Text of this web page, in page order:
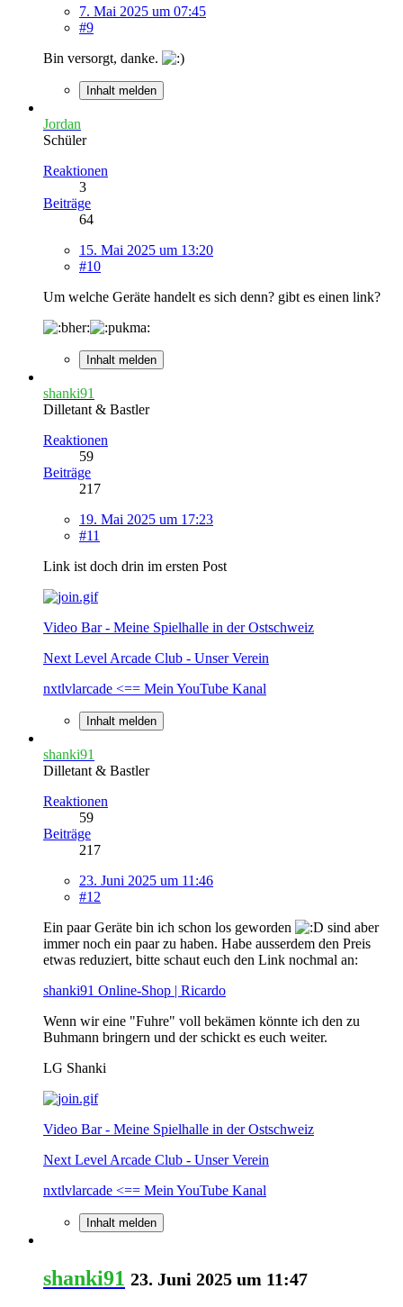
7. Mai 2025 um 07:45
#9
Bin versorgt, danke.
Inhalt melden
Jordan
Schüler
Reaktionen
3
Beiträge
64
15. Mai 2025 um 13:20
#10
Um welche Geräte handelt es sich denn? gibt es einen link?
Inhalt melden
shanki91
Dilletant & Bastler
Reaktionen
59
Beiträge
217
19. Mai 2025 um 17:23
#11
Link ist doch drin im ersten Post
Video Bar - Meine Spielhalle in der Ostschweiz
Next Level Arcade Club - Unser Verein
nxtlvlarcade <== Mein YouTube Kanal
Inhalt melden
shanki91
Dilletant & Bastler
Reaktionen
59
Beiträge
217
23. Juni 2025 um 11:46
#12
Ein paar Geräte bin ich schon los geworden
sind aber
immer noch ein paar zu haben. Habe ausserdem den Preis
etwas reduziert, bitte schaut euch den Link nochmal an:
shanki91 Online-Shop | Ricardo
Wenn wir eine "Fuhre" voll bekämen könnte ich den zu
Buhmann bringern und der schickt es euch weiter.
LG Shanki
Video Bar - Meine Spielhalle in der Ostschweiz
Next Level Arcade Club - Unser Verein
nxtlvlarcade <== Mein YouTube Kanal
Inhalt melden
shanki91 23. Juni 2025 um 11:47